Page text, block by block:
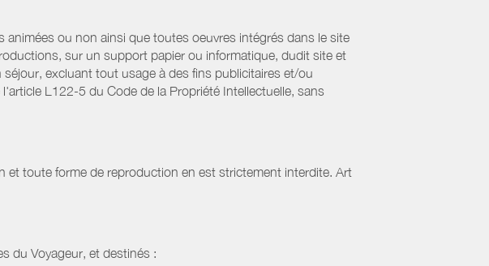
ou non ainsi que toutes oeuvres intégrés dans le site
sur un support papier ou informatique, dudit site et
excluant tout usage à des fins publicitaires et/ou
L122-5 du Code de la Propriété Intellectuelle, sans
et toute forme de reproduction en est strictement interdite. Art
du Voyageur, et destinés :